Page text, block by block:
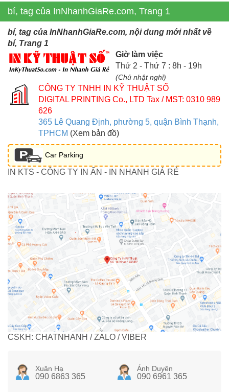
bí, tag của InNhanhGiaRe.com, Trang 1
bí, tag của InNhanhGiaRe.com, nội dung mới nhất về
bí, Trang 1
Giờ làm việc
Thứ 2 - Thứ 7 : 8h - 19h
(Chủ nhật nghỉ)
CÔNG TY TNHH IN KỸ THUẬT SỐ
DIGITAL PRINTING Co., LTD Tax / MST: 0310 989
626
365 Lê Quang Định, phường 5, quận Bình Thạnh,
TPHCM (Xem bản đồ)
Car Parking
IN KTS - CÔNG TY IN ẤN - IN NHANH GIÁ RẺ
CSKH: CHATNHANH / ZALO / VIBER
Xuân Hạ
090 6863 365
Ánh Duyên
090 6961 365